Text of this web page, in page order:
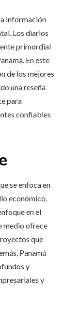
información
Los diarios
primordial
En este
de los mejores
una reseña
para
confiables
se enfoca en
económico,
en el
medio ofrece
que
Panamá
y
y